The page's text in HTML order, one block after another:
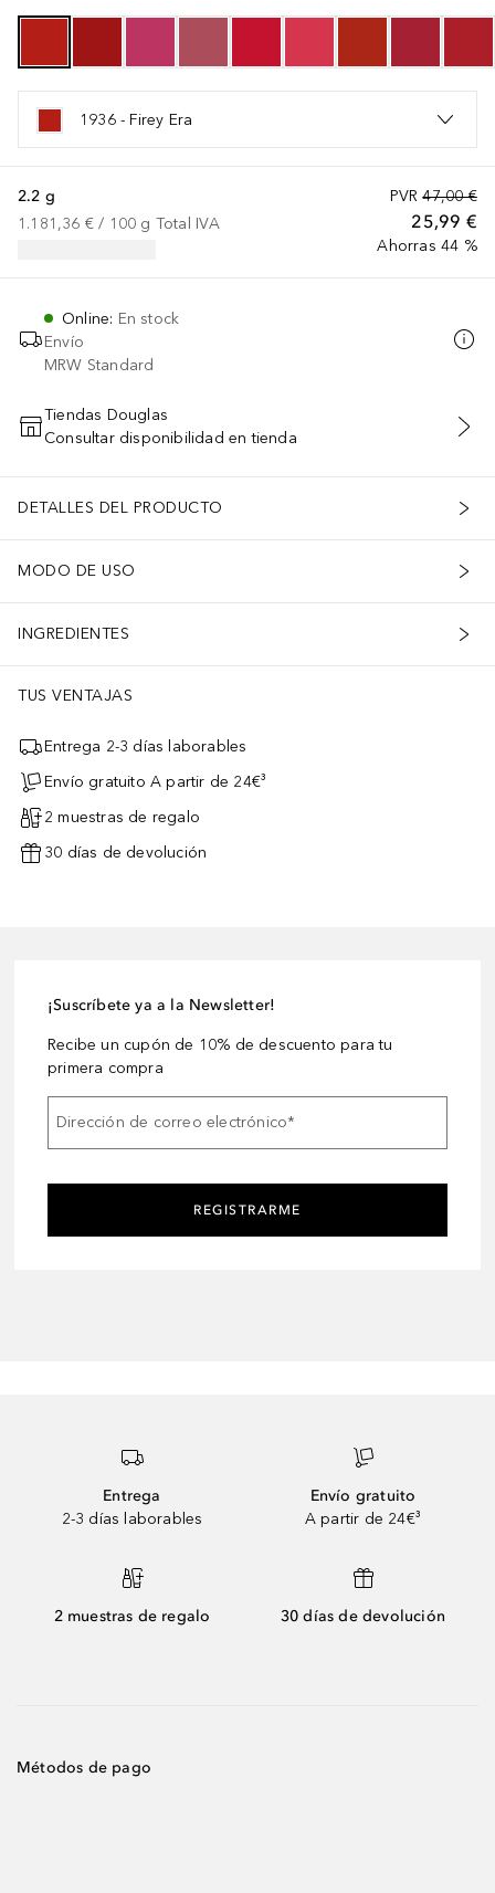
1936 - Firey Era
PVR 47,00 €
25,99 €
Ahorras 44 %
2.2 g
1.181,36 € / 100 g Total IVA
Online: En stock
Envío
MRW Standard
AÑADIR AL CARRITO
Tiendas Douglas
Consultar disponibilidad en tienda
DETALLES DEL PRODUCTO
MODO DE USO
INGREDIENTES
TUS VENTAJAS
Entrega 2-3 días laborables
Envío gratuito A partir de 24€³
2 muestras de regalo
30 días de devolución
¡Suscríbete ya a la Newsletter!
Recibe un cupón de 10% de descuento para tu
primera compra
Dirección de correo electrónico*
REGISTRARME
Entrega
2-3 días laborables
Envío gratuito
A partir de 24€³
2 muestras de regalo 30 días de devolución
Métodos de pago